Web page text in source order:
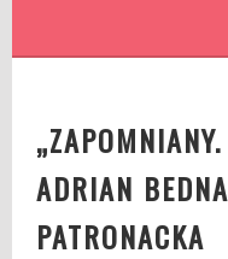
ADRIAN
PATRONACKA